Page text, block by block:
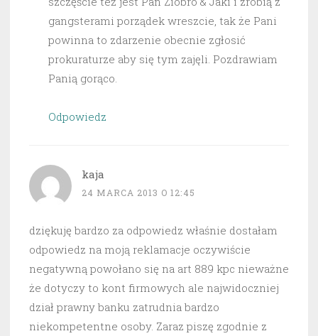
gangsterami porządek wreszcie, tak że Pani
powinna to zdarzenie obecnie zgłosić
prokuraturze aby się tym zajęli. Pozdrawiam
Panią gorąco.
Odpowiedz
kaja
24 MARCA 2013 O 12:45
dziękuję bardzo za odpowiedz właśnie dostałam
odpowiedz na moją reklamacje oczywiście
negatywną powołano się na art 889 kpc nieważne
że dotyczy to kont firmowych ale najwidoczniej
dział prawny banku zatrudnia bardzo
niekompetentne osoby. Zaraz piszę zgodnie z